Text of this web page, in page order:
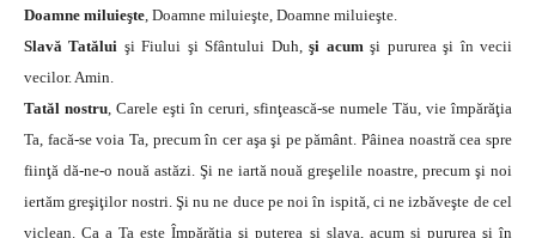
Doamne miluieşte , Doamne miluieşte, Doamne miluieşte.
Slavă Tatălui şi Fiului şi Sfântului Duh,şi acum şi pururea şi în vecii
vecilor. Amin.
Tatăl nostru , Carele eşti în ceruri, sfinţească-se numele Tău, vie împărăţia
Ta, facă-se voia Ta, precum în cer aşa şi pe pământ. Pâinea noastră cea spre
fiinţă dă-ne-o nouă astăzi. Şi ne iartă nouă greşelile noastre, precum şi noi
iertăm greşiţilor nostri. Şi nu ne duce pe noi în ispită, ci ne izbăveşte de cel
viclean. Ca a Ta este Împărăţia şi puterea şi slava, acum si pururea şi în